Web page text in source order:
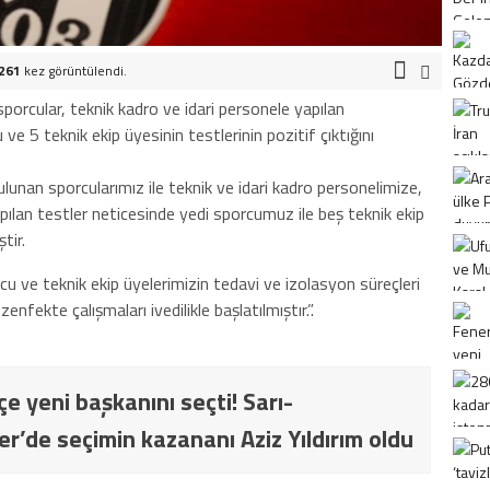
kez görüntülendi.
teknik kadro ve idari personele yapılan
5 teknik ekip üyesinin testlerinin pozitif çıktığını
sporcularımız ile teknik ve idari kadro personelimize,
testler neticesinde yedi sporcumuz ile beş teknik ekip
ve teknik ekip üyelerimizin tedavi ve izolasyon süreçleri
çalışmaları ivedilikle başlatılmıştır.”.
yeni başkanını seçti! Sarı-
seçimin kazananı Aziz Yıldırım oldu